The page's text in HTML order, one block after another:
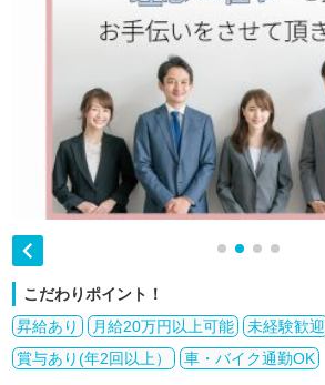

こだわりポイント！
昇給あり
月給20万円以上可能 未経験歓迎
賞与あり(年2回以上）
車・バイク通勤OK